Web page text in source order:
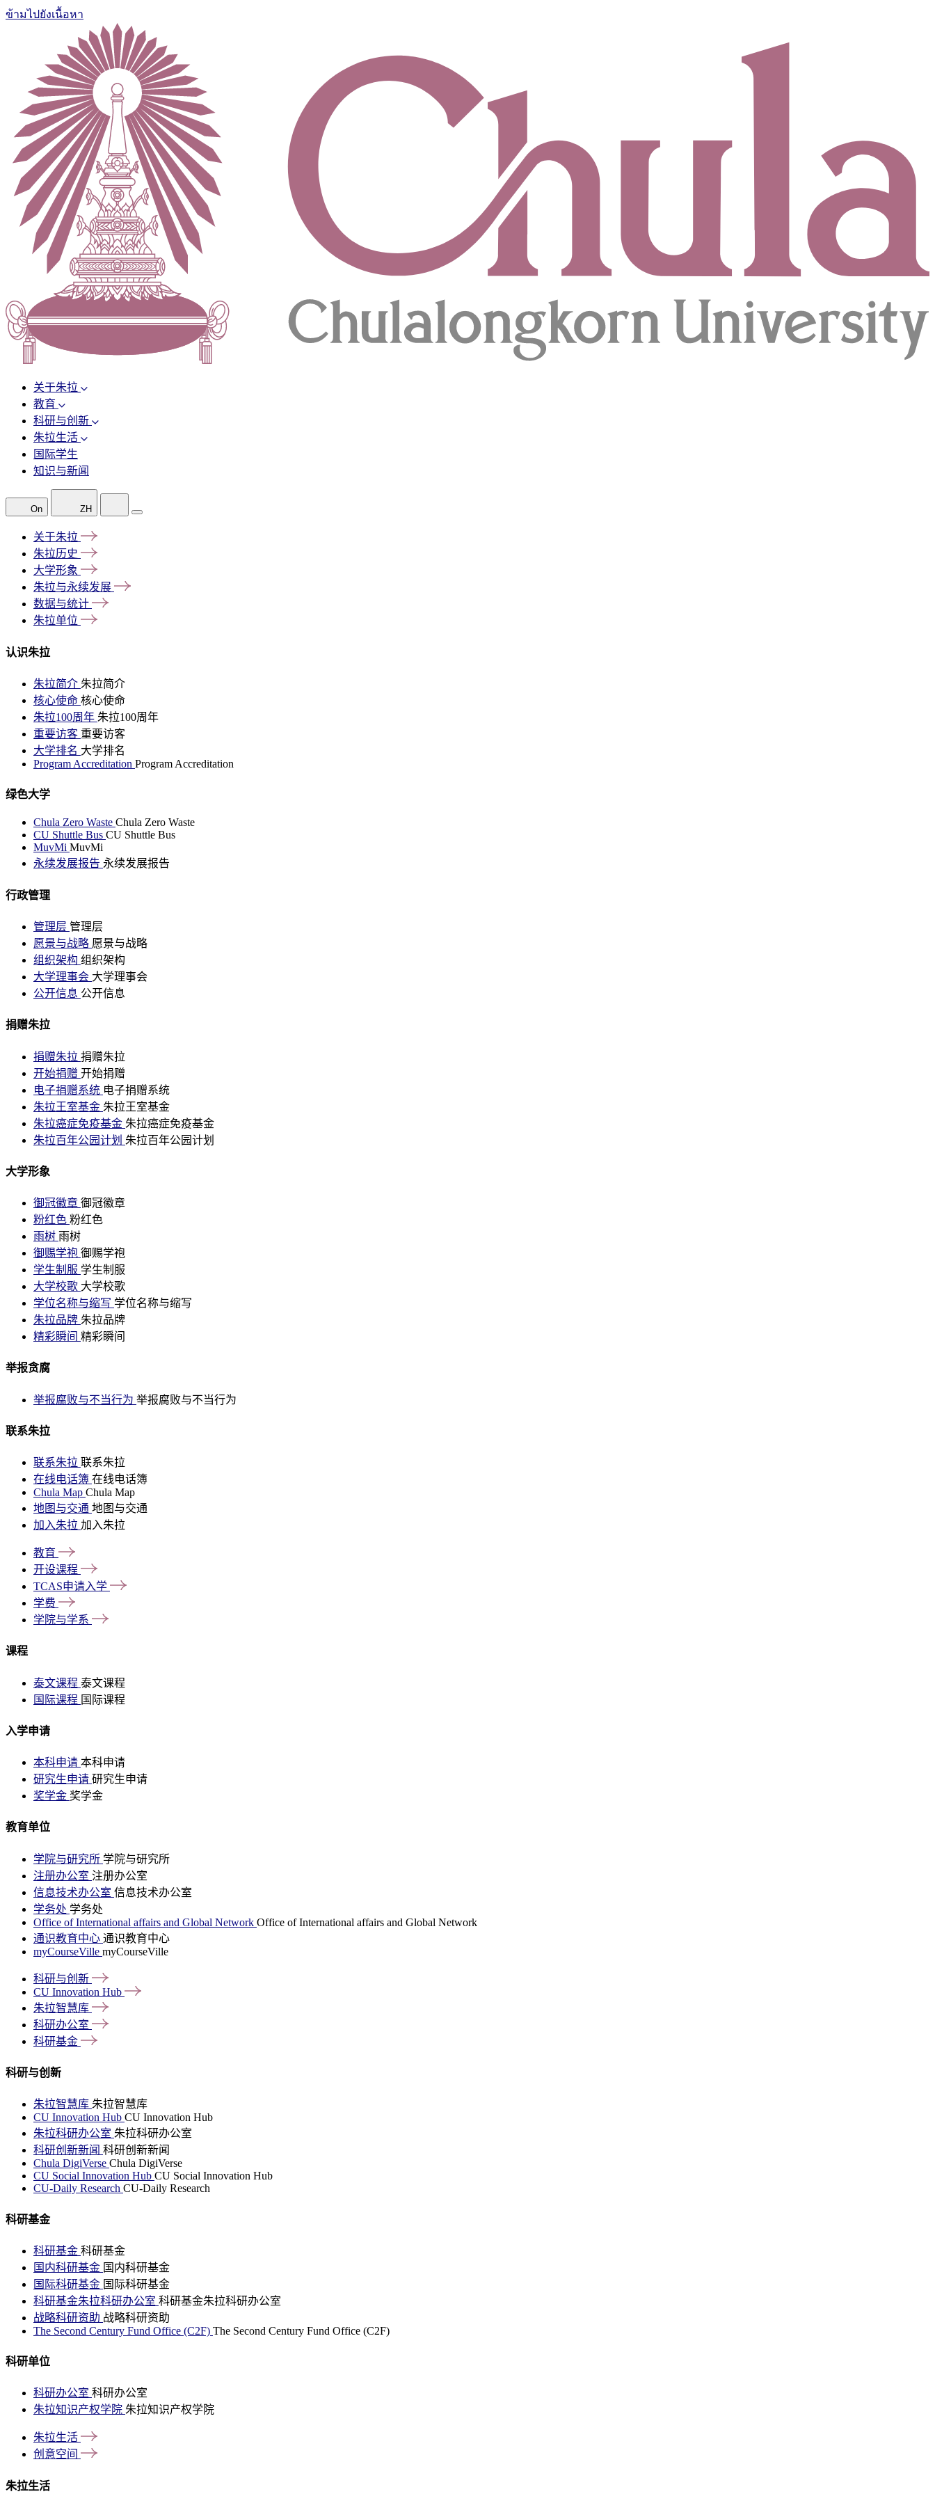
ข้ามไปยังเนื้อหา
关于朱拉
教育
科研与创新
朱拉生活
国际学生
知识与新闻
On ZH
关于朱拉
朱拉历史
大学形象
朱拉与永续发展
数据与统计
朱拉单位
认识朱拉
朱拉简介 朱拉简介
核心使命 核心使命
朱拉100周年 朱拉100周年
重要访客 重要访客
大学排名 大学排名
Program Accreditation Program Accreditation
绿色大学
Chula Zero Waste Chula Zero Waste
CU Shuttle Bus CU Shuttle Bus
MuvMi MuvMi
永续发展报告 永续发展报告
行政管理
管理层 管理层
愿景与战略 愿景与战略
组织架构 组织架构
大学理事会 大学理事会
公开信息 公开信息
捐赠朱拉
捐赠朱拉 捐赠朱拉
开始捐赠 开始捐赠
电子捐赠系统 电子捐赠系统
朱拉王室基金 朱拉王室基金
朱拉癌症免疫基金 朱拉癌症免疫基金
朱拉百年公园计划 朱拉百年公园计划
大学形象
御冠徽章 御冠徽章
粉红色 粉红色
雨树 雨树
御赐学袍 御赐学袍
学生制服 学生制服
大学校歌 大学校歌
学位名称与缩写 学位名称与缩写
朱拉品牌 朱拉品牌
精彩瞬间 精彩瞬间
举报贪腐
举报腐败与不当行为 举报腐败与不当行为
联系朱拉
联系朱拉 联系朱拉
在线电话簿 在线电话簿
Chula Map Chula Map
地图与交通 地图与交通
加入朱拉 加入朱拉
教育
开设课程
TCAS申请入学
学费
学院与学系
课程
泰文课程 泰文课程
国际课程 国际课程
入学申请
本科申请 本科申请
研究生申请 研究生申请
奖学金 奖学金
教育单位
学院与研究所 学院与研究所
注册办公室 注册办公室
信息技术办公室 信息技术办公室
学务处 学务处
Office of International affairs and Global Network Office of International affairs and Global Network
通识教育中心 通识教育中心
myCourseVille myCourseVille
科研与创新
CU Innovation Hub
朱拉智慧库
科研办公室
科研基金
科研与创新
朱拉智慧库 朱拉智慧库
CU Innovation Hub CU Innovation Hub
朱拉科研办公室 朱拉科研办公室
科研创新新闻 科研创新新闻
Chula DigiVerse Chula DigiVerse
CU Social Innovation Hub CU Social Innovation Hub
CU-Daily Research CU-Daily Research
科研基金
科研基金 科研基金
国内科研基金 国内科研基金
国际科研基金 国际科研基金
科研基金朱拉科研办公室 科研基金朱拉科研办公室
战略科研资助 战略科研资助
The Second Century Fund Office (C2F) The Second Century Fund Office (C2F)
科研单位
科研办公室 科研办公室
朱拉知识产权学院 朱拉知识产权学院
朱拉生活
创意空间
朱拉生活